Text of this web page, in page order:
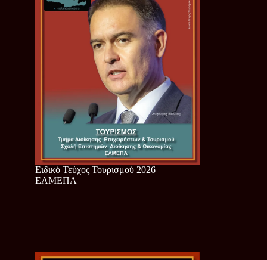
Ειδικό Τεύχος Τουρισμού 2026 |
ΕΛΜΕΠΑ